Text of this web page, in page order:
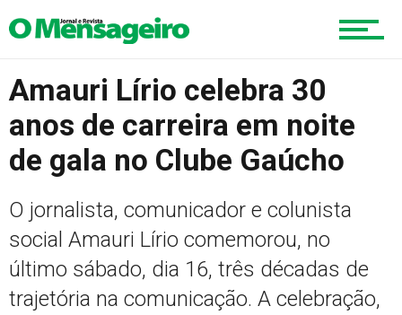
Esportes
Cultura
Cidade
Amauri Lírio celebra 30
anos de carreira em noite
de gala no Clube Gaúcho
O jornalista, comunicador e colunista
social Amauri Lírio comemorou, no
último sábado, dia 16, três décadas de
trajetória na comunicação. A celebração,